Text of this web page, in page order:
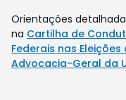
Orientações
na Cartilha de
Federais nas
Advocacia-Geral da